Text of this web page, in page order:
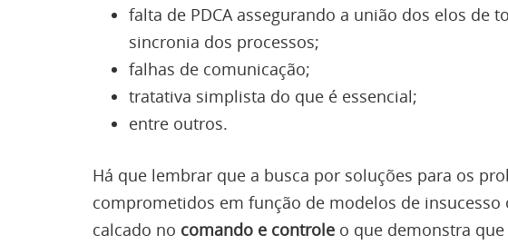
falta de PDCA assegurando a união dos elos de
sincronia dos processos;
falhas de comunicação;
tratativa simplista do que é essencial;
entre outros.
Há que lembrar que a busca por soluções para os
comprometidos em função de modelos de
calcado no comando e controle o que demonstra